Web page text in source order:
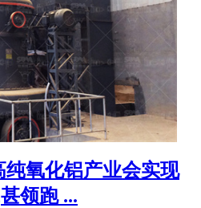
氧化铝产业会实现
领跑 ...